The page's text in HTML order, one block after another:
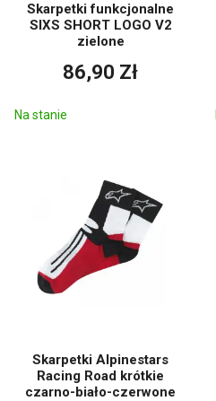
Skarpetki funkcjonalne
SIXS SHORT LOGO V2
zielone
86,90 Zł
Na stanie
Skarpetki Alpinestars
Racing Road krótkie
czarno-biało-czerwone